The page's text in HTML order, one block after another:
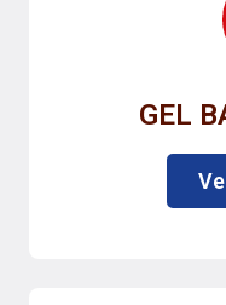
GEL